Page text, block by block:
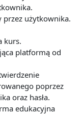
przez użytkownika.
kurs.
platformą od
poprzez
oraz hasła.
edukacyjna